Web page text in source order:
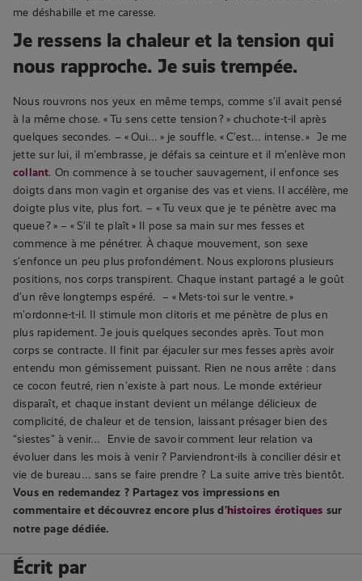
me déshabille et me caresse.
Je ressens la chaleur et la tension qui
nous rapproche. Je suis trempée.
Nous rouvrons nos yeux en même temps, comme s’il avait pensé
à la même chose. « Tu sens cette tension ? » chuchote-t-il après
quelques secondes. – « Oui… » je souffle. « C’est… intense. » Je me
jette sur lui, il m’embrasse, je défais sa ceinture et il m’enlève mon
collant. On commence à se toucher sauvagement, il enfonce ses
doigts dans mon vagin et organise des vas et viens. Il accélère, me
doigte plus vite, plus fort. – « Tu veux que je te pénètre avec ma
queue ? » – « S’il te plaît » Il pose sa main sur mes fesses et
commence à me pénétrer. À chaque mouvement, son sexe
s’enfonce un peu plus profondément. Nous explorons plusieurs
positions, nos corps transpirent. Chaque instant partagé a le goût
d’un rêve longtemps espéré.
– « Mets-toi sur le ventre. »
m’ordonne-t-il. Il stimule mon clitoris et me pénètre de plus en
plus rapidement. Je jouis quelques secondes après. Tout mon
corps se contracte. Il finit par éjaculer sur mes fesses après avoir
entendu mon gémissement puissant. Rien ne nous arrête : dans
ce cocon feutré, rien n’existe à part nous. Le monde extérieur
disparaît, et chaque instant devient un mélange délicieux de
complicité, de chaleur et de tension, laissant présager bien des
“siestes” à venir…
Envie de savoir comment leur relation va
évoluer dans les mois à venir ? Parviendront-ils à concilier désir et
vie de bureau… sans se faire prendre ? La suite arrive très bientôt.
Vous en redemandez ? Partagez vos impressions en
commentaire et découvrez encore plus d’histoires érotiques sur
notre page dédiée.
Écrit par